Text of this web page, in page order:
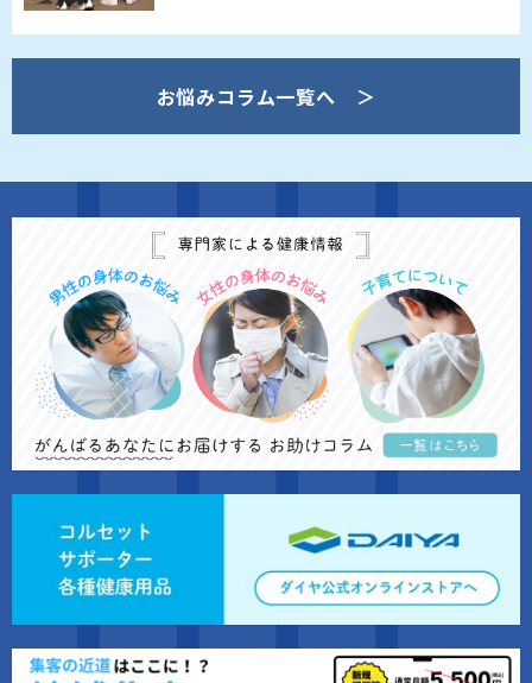
お悩みコラム一覧へ ＞